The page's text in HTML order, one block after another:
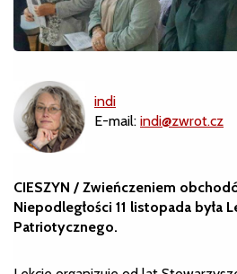
indi
E-mail: indi@zwrot.cz
CIESZYN / Zwieńczeniem
Niepodległości 11 listopada była
Patriotycznego.